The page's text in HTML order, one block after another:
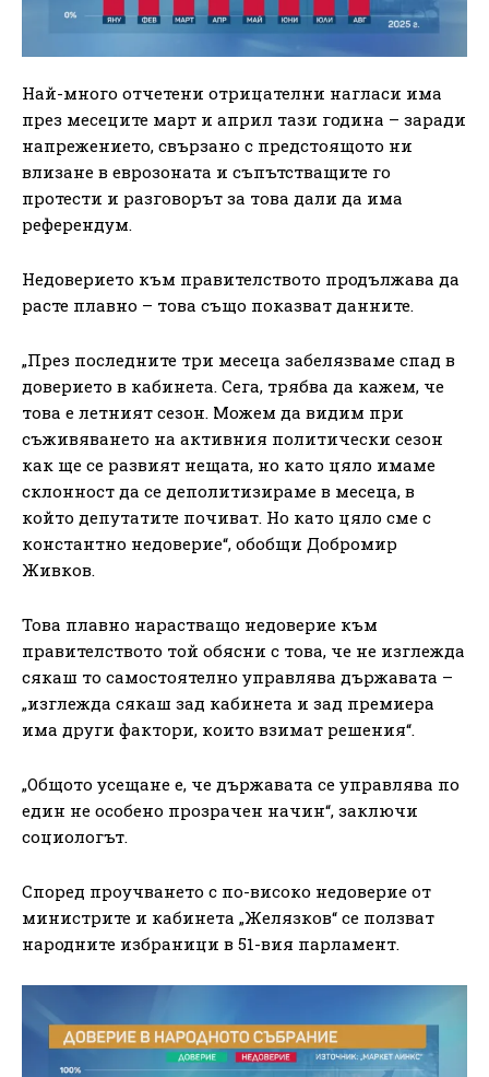
Най-много отчетени отрицателни нагласи има
през месеците март и април тази година – заради
напрежението, свързано с предстоящото ни
влизане в еврозоната и съпътстващите го
протести и разговорът за това дали да има
референдум.
Недоверието към правителството продължава да
расте плавно – това също показват данните.
„През последните три месеца забелязваме спад в
доверието в кабинета. Сега, трябва да кажем, че
това е летният сезон. Можем да видим при
съживяването на активния политически сезон
как ще се развият нещата, но като цяло имаме
склонност да се деполитизираме в месеца, в
който депутатите почиват. Но като цяло сме с
константно недоверие“, обобщи Добромир
Живков.
Това плавно нарастващо недоверие към
правителството той обясни с това, че не изглежда
сякаш то самостоятелно управлява държавата –
„изглежда сякаш зад кабинета и зад премиера
има други фактори, които взимат решения“.
„Общото усещане е, че държавата се управлява по
един не особено прозрачен начин“, заключи
социологът.
Според проучването с по-високо недоверие от
министрите и кабинета „Желязков“ се ползват
народните избраници в 51-вия парламент.